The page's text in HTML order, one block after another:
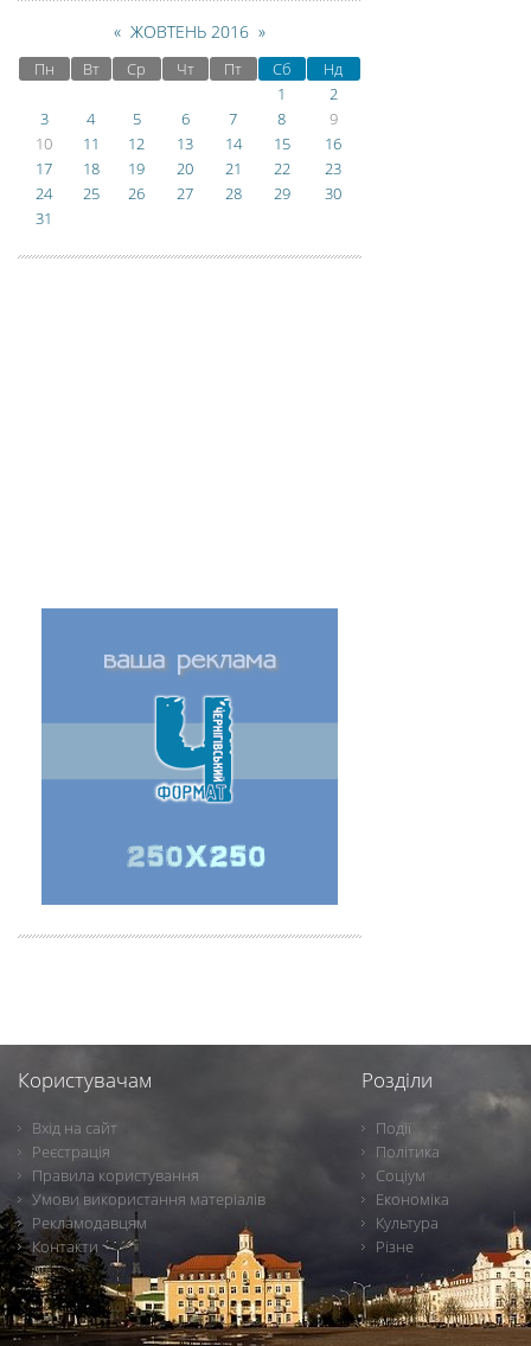
« ЖОВТЕНЬ 2016 »
Пн Вт Ср Чт Пт Сб
Нд
1
2
3
4 5 6 7 8
9
10
11 12 13 14 15
16
17
18 19 20 21 22
23
24
25 26 27 28 29
30
31
Користувачам
Вхід на сайт
Реєстрація
Правила користування
Умови використання матеріалів
Рекламодавцям
Контакти
Розділи
Події
Політика
Соціум
Економіка
Культура
Різне